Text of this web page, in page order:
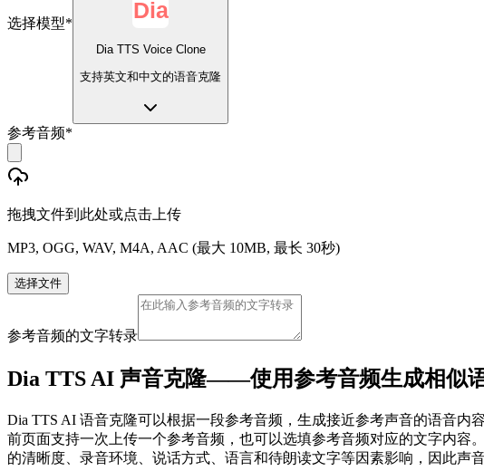
选择模型*
Dia TTS Voice Clone
支持英文和中文的语音克隆
参考音频*
拖拽文件到此处或点击上传
MP3, OGG, WAV, M4A, AAC (最大 10MB, 最长 30秒)
选择文件
参考音频的文字转录
Dia TTS AI 声音克隆——使用参考音频生成相似
Dia TTS AI 语音克隆可以根据一段参考音频，生成接近参考声音的语音
前页面支持一次上传一个参考音频，也可以选填参考音频对应的文字内
的清晰度、录音环境、说话方式、语言和待朗读文字等因素影响，因此声